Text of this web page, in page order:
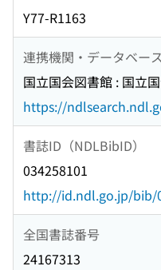
Y77-R1163
連携機関・データベース
国立国会図書館 : 国立
https://
書誌ID（NDLBibID）
034258101
http://id.ndl.go.jp/bib/
全国書誌番号
24167313